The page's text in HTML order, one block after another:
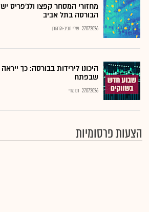
מחזורי המסחר קפצו ולג'פריס
הבורסה בתל אביב
27.07.2026 שירי חביב-ולדהורן
היכונו לירידות בבורסה: כך
שבפתח
27.07.2026 רם מורי
הצעות פרסומיות